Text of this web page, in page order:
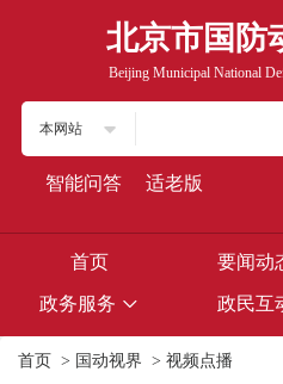
北京市国防
Beijing Municipal National
本网站
智能问答 适老版
首页 要闻动
政务服务 政民互
首页 > 国动视界 > 视频点播